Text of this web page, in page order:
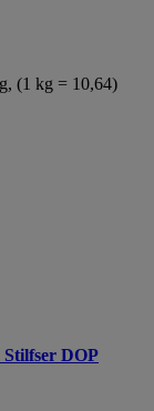
(1 kg = 10,64)
DOP